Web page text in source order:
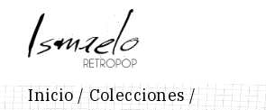
content
Inicio
Colecciones